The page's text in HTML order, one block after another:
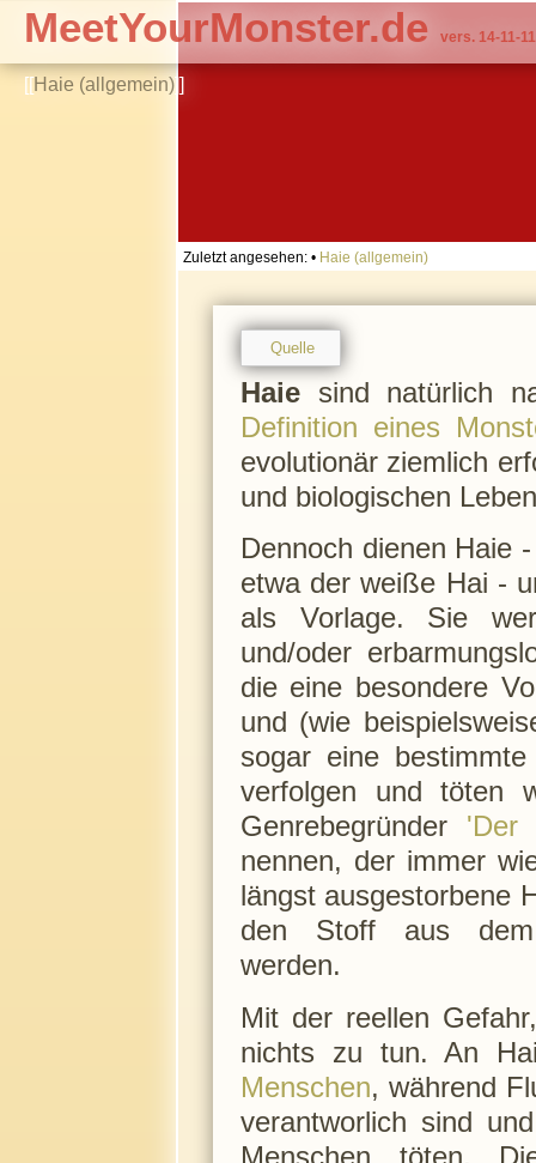
[[Haie (allgemein)]]
MeetYourMonster.de vers. 14-11-11
Zuletzt angesehen: • Haie (allgemein)
Quelle
Haiesind natürlich
Definition eines
evolutionär ziemlich
und biologischen
Dennoch dienen Haie
etwa der weiße Hai -
als Vorlage. Sie
und/oder
die eine besondere
und (wie
sogar eine
verfolgen und töten
Genrebegründer 'Der
nennen, der immer
längst ausgestorbene
den Stoff aus dem
werden.
Mit der reellen
nichts zu tun. An
Menschen, während
verantworlich sind
Menschen töten.